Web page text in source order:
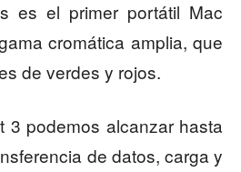
es el primer portátil Mac
cromática amplia, que
de verdes y rojos.
3 podemos alcanzar hasta
de datos, carga y